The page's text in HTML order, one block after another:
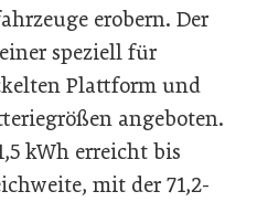
erobern. Der
speziell für
Plattform und
angeboten.
kWh erreicht bis
mit der 71,2-